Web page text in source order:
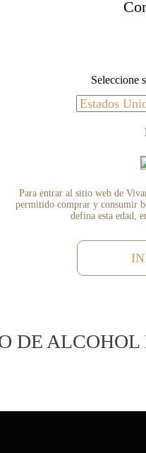
Seleccione
Para entrar al sitio web de
permitido comprar y consumir
defina esta edad,
DE